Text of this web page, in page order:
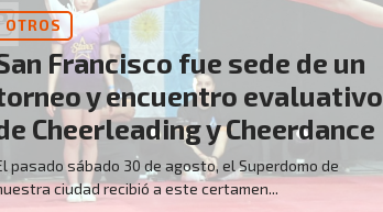
OTROS
Francisco fue sede de un
y encuentro evaluativo
Cheerleading y Cheerdance
pasado sábado 30 de agosto, el Superdomo de
ciudad recibió a este certamen...